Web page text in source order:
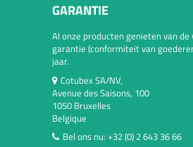
GARANTIE
Al onze producten genieten van
garantie (conformiteit van
jaar.
Cotubex SA/NV,
Avenue des Saisons, 100
1050 Bruxelles
Belgique
Bel ons nu: +32 (0) 2 643 36 66